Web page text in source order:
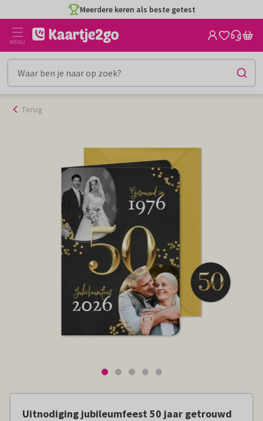
naar
inhoud
Meerdere keren als beste getest
MENU
Terug
Uitnodiging jubileumfeest 50 jaar getrouwd